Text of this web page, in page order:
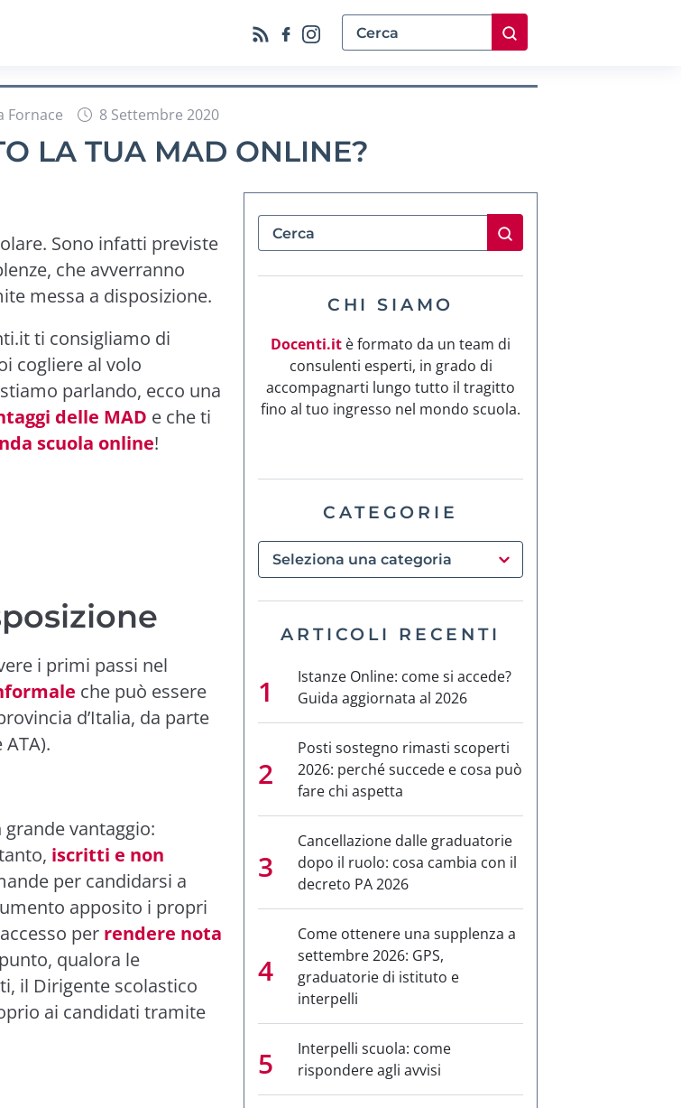
Fornace 8 Settembre 2020
LA TUA MAD ONLINE?
Sono infatti previste
che avverranno
messa a disposizione.
ti consigliamo di
cogliere al volo
parlando, ecco una
delle MAD e che ti
scuola online!
i primi passi nel
che può essere
d’Italia, da parte
vantaggio:
iscritti e non
per candidarsi a
apposito i propri
per rendere nota
qualora le
il Dirigente scolastico
ai candidati tramite
CHI SIAMO
Docenti.it è formato da un team di
consulenti esperti, in grado di
accompagnarti lungo tutto il tragitto
fino al tuo ingresso nel mondo scuola.
CATEGORIE
ARTICOLI RECENTI
Istanze Online: come si accede?
Guida aggiornata al 2026
Posti sostegno rimasti scoperti
2026: perché succede e cosa può
fare chi aspetta
Cancellazione dalle graduatorie
dopo il ruolo: cosa cambia con il
decreto PA 2026
Come ottenere una supplenza a
settembre 2026: GPS,
graduatorie di istituto e
interpelli
Interpelli scuola: come
rispondere agli avvisi